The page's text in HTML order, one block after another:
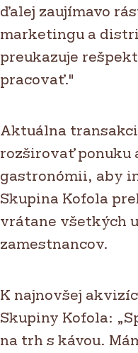
ďalej zaujímavo
marketingu a
preukazuje
pracovať."
Aktuálna
rozširovať ponuku
gastronómii, aby
Skupina Kofola
vrátane všetkých
zamestnancov.
K najnovšej
Skupiny Kofola:
na trh s kávou.